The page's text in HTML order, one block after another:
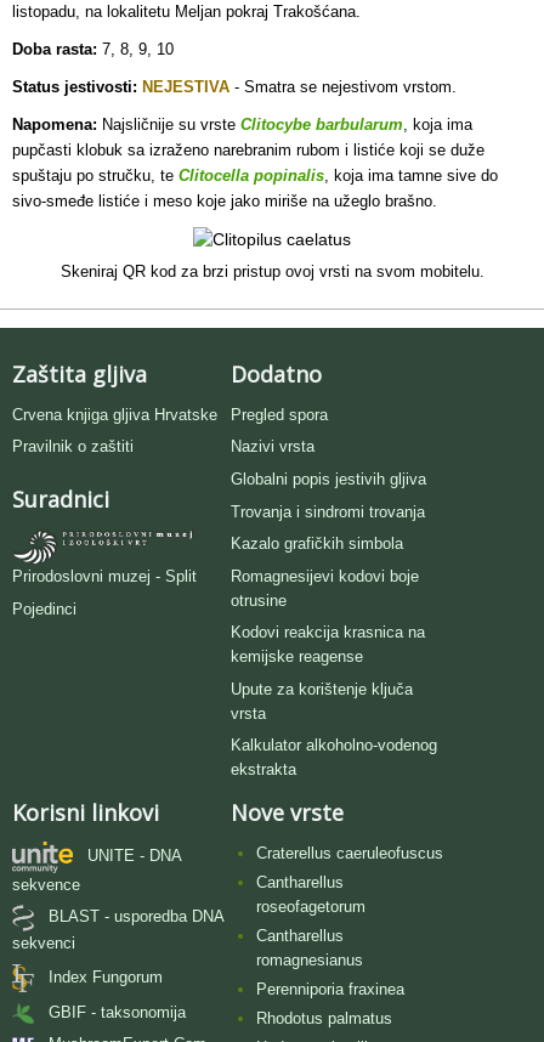
listopadu, na lokalitetu Meljan pokraj Trakošćana.
Doba rasta: 7, 8, 9, 10
Status jestivosti: NEJESTIVA - Smatra se nejestivom vrstom.
Napomena: Najsličnije su vrste Clitocybe barbularum, koja ima
pupčasti klobuk sa izraženo narebranim rubom i listiće koji se duže
spuštaju po stručku, te Clitocella popinalis, koja ima tamne sive do
sivo-smeđe listiće i meso koje jako miriše na užeglo brašno.
Skeniraj QR kod za brzi pristup ovoj vrsti na svom mobitelu.
Zaštita gljiva
Crvena knjiga gljiva Hrvatske
Pravilnik o zaštiti
Suradnici
Prirodoslovni muzej - Split
Pojedinci
Dodatno
Pregled spora
Nazivi vrsta
Globalni popis jestivih gljiva
Trovanja i sindromi trovanja
Kazalo grafičkih simbola
Romagnesijevi kodovi boje
otrusine
Kodovi reakcija krasnica na
kemijske reagense
Upute za korištenje ključa
vrsta
Kalkulator alkoholno-vodenog
ekstrakta
Korisni linkovi
UNITE - DNA
sekvence
BLAST - usporedba DNA
sekvenci
Index Fungorum
GBIF - taksonomija
Nove vrste
Craterellus caeruleofuscus
Cantharellus
roseofagetorum
Cantharellus
romagnesianus
Perenniporia fraxinea
Rhodotus palmatus